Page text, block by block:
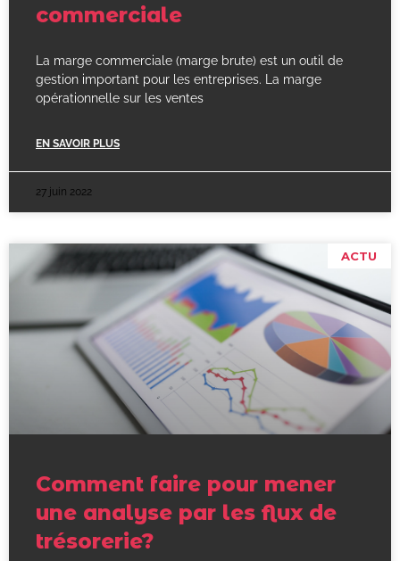
commerciale
La marge commerciale (marge brute) est un outil de
gestion important pour les entreprises. La marge
opérationnelle sur les ventes
EN SAVOIR PLUS
27 juin 2022
ACTU
Comment faire pour mener
une analyse par les flux de
trésorerie?